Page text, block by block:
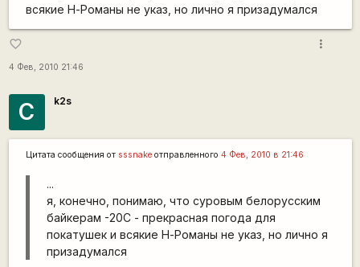
всякие Н-Романы не указ, но лично я призадумался
favorite_border
4 Фев, 2010 21:46
more_vert
С k2s
Цитата сообщения от sssnakeотправленного 4 Фев, 2010 в 21:46
...
я, конечно, понимаю, что суровым белорусским
байкерам -20C - прекрасная погода для
покатушек и всякие Н-Романы не указ, но лично я
призадумался